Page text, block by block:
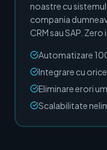
noastre cu
compania
CRM sau SAP.
Automatizare
Integrare cu orice
Eliminare erori
Scalabilitate